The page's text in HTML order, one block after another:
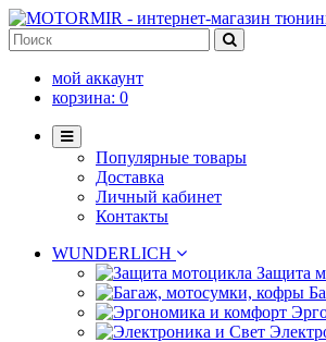
мой аккаунт
корзина: 0
Популярные товары
Доставка
Личный кабинет
Контакты
WUNDERLICH
Защита